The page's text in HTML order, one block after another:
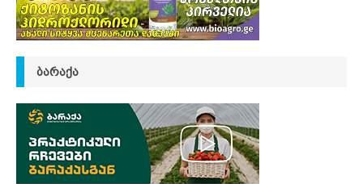
ᲑᲐᲠᲐᲥᲐ